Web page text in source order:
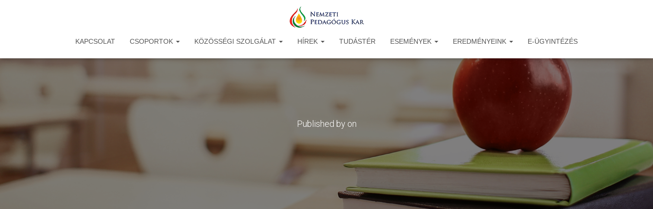
KAPCSOLAT CSOPORTOK KÖZÖSSÉGI SZOLGÁLAT HÍREK TUDÁSTÉR ESEMÉNYEK EREDMÉNYEINK E-ÜGYINTÉZÉS
Published by on